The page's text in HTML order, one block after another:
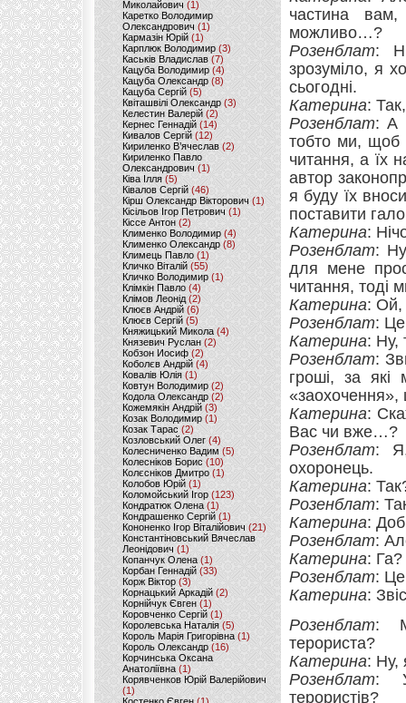
Миколайович (1)
Каретко Володимир
Олександрович (1)
Кармазін Юрій(1)
Карплюк Володимир(3)
Каськів Владислав (7)
Кацуба Володимир (4)
Кацуба Олександр (8)
Кацуба Сергій (5)
Квіташвілі Олександр(3)
Келестин Валерій(2)
Кернес Геннадій (14)
Кивалов Сергій (12)
Кириленко В’ячеслав (2)
Кириленко Павло
Олександрович (1)
Ківа Ілля (5)
Ківалов Сергій(46)
Кірш Олександр Вікторович (1)
Кісільов Ігор Петрович (1)
Кіссе Антон (2)
Клименко Володимир(4)
Клименко Олександр (8)
Климець Павло (1)
Кличко Віталій(55)
Кличко Володимир (1)
Клімкін Павло (4)
Клімов Леонід(2)
Клюєв Андрій(6)
Клюєв Сергій (5)
Княжицький Микола(4)
Князевич Руслан (2)
Кобзон Иосиф(2)
Коболєв Андрій (4)
Ковалів Юлія(1)
Ковтун Володимир (2)
Кодола Олександр (2)
Кожемякін Андрій (3)
Козак Володимир (1)
Козак Тарас (2)
Козловський Олег(4)
Колесниченко Вадим (5)
Колесніков Борис (10)
Колєсніков Дмитро (1)
Колобов Юрій (1)
Коломойський Ігор (123)
Кондратюк Олена(1)
Кондрашенко Сергій (1)
Кононенко Ігор Віталійович (21)
Константіновський Вячеслав
Леонідович (1)
Копанчук Олена (1)
Корбан Геннадій (33)
Корж Віктор (3)
Корнацький Аркадій (2)
Корнійчук Євген (1)
Коровченко Сергій (1)
Королевська Наталія(5)
Король Марія Григорівна (1)
Король Олександр (16)
Корчинська Оксана
Анатоліївна (1)
Корявченков Юрій Валерійович
(1)
частина
можливо…?
Розенблат:
зрозуміло, я
сьогодні.
Катерина:
Розенблат: А
тобто ми, щоб
читання, а їх
автор
я буду їх
поставити
Катерина:
Розенблат:
для мене
читання, тоді
Катерина: Ой,
Розенблат:
Катерина: Ну,
Розенблат:
гроші, за
«заохочення»,
Катерина:
Вас чи вже…?
Розенблат:
охоронець.
Катерина:
Розенблат:
Катерина:
Розенблат:
Катерина: Га?
Розенблат:
Катерина:
Розенблат:
терориста?
Катерина: Ну,
Розенблат: У
терористів?